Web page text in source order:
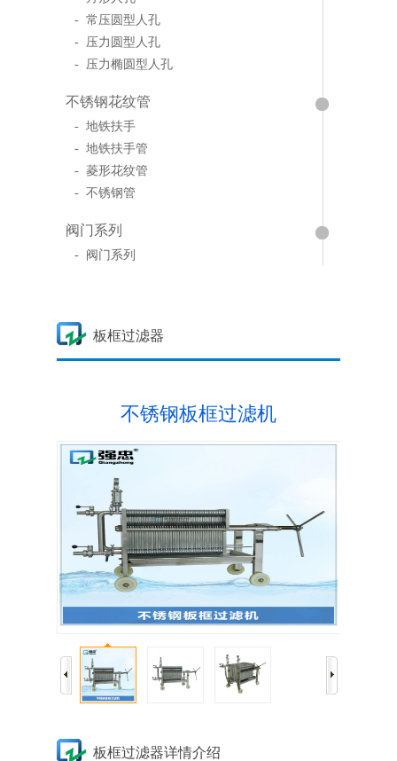
- 常压圆型人孔
- 压力圆型人孔
- 压力椭圆型人孔
不锈钢花纹管
- 地铁扶手
- 地铁扶手管
- 菱形花纹管
- 不锈钢管
阀门系列
- 阀门系列
板框过滤器
不锈钢板框过滤机
板框过滤器详情介绍